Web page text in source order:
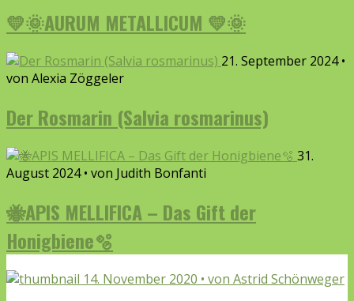
💛🌞AURUM METALLICUM 💛🌞
21. September 2024 •
von Alexia Zöggeler
Der Rosmarin (Salvia rosmarinus)
31.
August 2024 • von Judith Bonfanti
🐝APIS MELLIFICA – Das Gift der
Honigbiene🫧
14. November 2020 • von Astrid Schönweger